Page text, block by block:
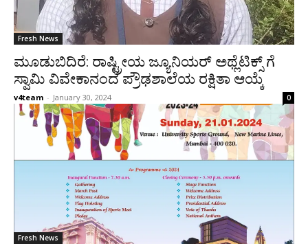
Fresh News
ಮೂಡುಬಿದಿರೆ: ರಾಷ್ಟ್ರೀಯ ಜ್ಯೂನಿಯರ್ ಅಥ್ಲೆಟಿಕ್ಸ್ ಗೆ
ಸ್ವಾಮಿ ವಿವೇಕಾನಂದ ಪ್ರೌಢಶಾಲೆಯ ರಕ್ಷಿತಾ ಆಯ್ಕೆ
v4team - January 30, 2024 0
Fresh News